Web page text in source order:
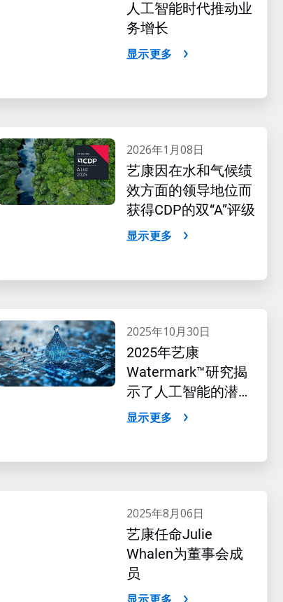
人工智能时代推动业
务增长
显示更多
2026年1月08日
艺康因在水和气候绩
效方面的领导地位而
获得CDP的双“A”评级
显示更多
2025年10月30日
2025年艺康
Watermark™研究揭
示了人工智能的潜在
影响
显示更多
2025年8月06日
艺康任命Julie
Whalen为董事会成
员